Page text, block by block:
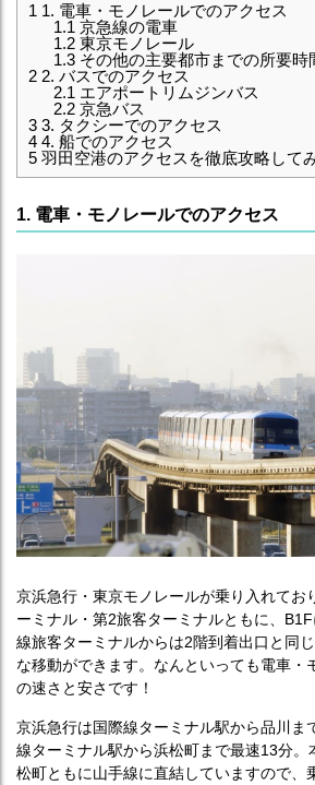
1 1. 電車・モノレールでのアクセス
1.1 京急線の電車
1.2東京モノレール
1.3その他の主要都市までの所要時
2 2. バスでのアクセス
2.1 エアポートリムジンバス
2.2京急バス
3 3. タクシーでのアクセス
4 4. 船でのアクセス
5 羽田空港のアクセスを徹底攻略して
1. 電車・モノレールでのアクセス
京浜急行・東京モノレールが乗り入れてお
ーミナル・第2旅客ターミナルともに、
線旅客ターミナルからは2階到着出口と同
な移動ができます。なんといっても電車・
の速さと安さです！
京浜急行は国際線ターミナル駅から品川ま
線ターミナル駅から浜松町まで最速13分。
松町ともに山手線に直結していますので、